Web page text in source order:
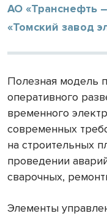
АО «Транснефть
«Томский завод
Полезная модель
оперативного
временного
современных
на строительных
проведении
сварочных,
Элементы